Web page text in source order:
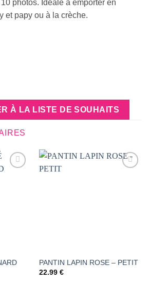
photos. Idéale à emporter en
et papy ou à la crèche.
À LA LISTE DE SOUHAITS
PANTIN LAPIN ROSE – PETIT
22.99 €